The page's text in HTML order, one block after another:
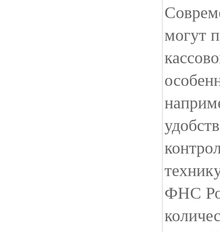
могут
ФНС